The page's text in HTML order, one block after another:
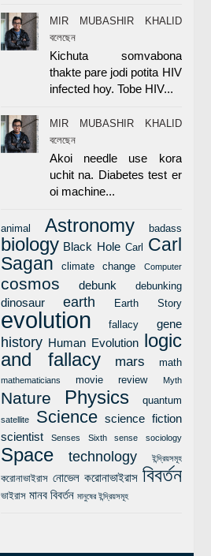
MIR MUBASHIR KHALID
বলেছেন
Kichuta somvabona
thakte pare jodi potita HIV
infected hoy. Tobe HIV...
MIR MUBASHIR KHALID
বলেছেন
Akoi needle use kora
uchit na. Diabetes test er
oi machine...
animal Astronomy badass
biology Black Hole Carl
Carl
Sagan
climate change Computer
cosmos debunk debunking
dinosaur earth Earth Story
evolution fallacy gene
history Human Evolution
logic
and fallacy
mars math
mathematicians movie review Myth
Nature Physics quantum
satellite Science science fiction
scientist
Senses Sixth sense sociology
Space technology ইন্দ্রিয়সমূহ
করোনাভাইরাস নোভেল করোনাভাইরাস বিবর্তন
ভাইরাস মানব বিবর্তন মানুষের ইন্দ্রিয়সমূহ